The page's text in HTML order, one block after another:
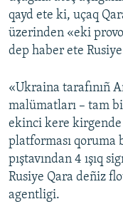
RFE/RS bütün
qayd ete ki, uçaq
üzerinden «eki
dep haber ete
«Ukraina tarafınıñ
malümatları – tam
ekinci kere kirgende
platforması
pıştavından 4 ışıq
Rusiye Qara deñiz
agentligi.